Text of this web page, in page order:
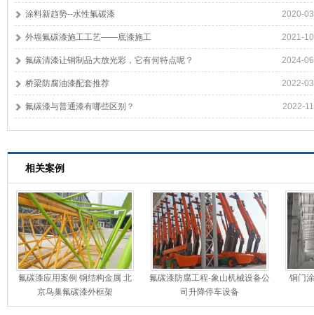
2020-
涂料新趋势--水性氟碳漆
2021-
外墙氟碳漆施工工艺——底漆施工
2024-
氟碳清漆让铜制品大放光彩，它有何特点呢？
2022-
桥梁防腐油漆配套推荐
2022-
氟碳漆与普通漆有哪些区别？
相关案例
氟碳漆应用案例 钢结构金属 北
京鸟巢氟碳漆外框架
氟碳漆防腐工程-象山机械设备公
司升降停车设备
铜门